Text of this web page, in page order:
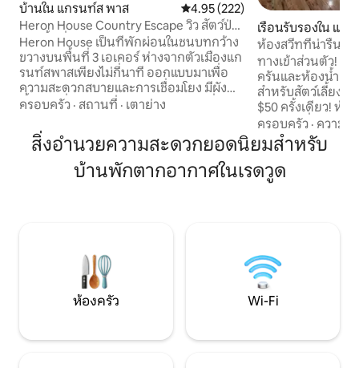
บ้านใน แกรนท์ส พาส คะแนนเฉลี่ย 4.95 จาก 5, 222 รีวิว
4.95 (222)
Heron House Country Escape วิว สัตว์ป่า
และพื้นที่
Heron House เป็นที่พักผ่อนในชนบทกว้าง
ขวางบนพื้นที่ 3 เอเคอร์ ห่างจากตัวเมืองแก
รนท์สพาสเพียงไม่กี่นาที ออกแบบมาเพื่อ
ความสะดวกสบายและการเชื่อมโยง มีผัง
พื้นแบบกึ่งเปิดโล่ง หน้าต่างบานใหญ่ที่มอง
สวยงาม ห้องครัวเชฟ Wi-Fi ของ Starlink
และพื้นที่สำหรับการรวมตัวกันของ
ครอบครัวและเพื่อนฝูง เพลิดเพลินกับสนาม
หญ้ากว้างขวางและลานระเบียงที่มี
มีห้องนอนสูงสุด 4 ห้อง/ห้องน้ำ 3 ห้อง
ครอบครัว · สถานที่ · เตาย่าง
เรือนรับรองใน แก
ห้องสวีทที่น่ารื่นรม
ทางเข้าส่วนตัว! ห้
ครันและห้องน้ำส่ว
สำหรับสัตว์เลี้ยง มี
$50 ครั้งเดียว! ห้องพักน่ารักแห่งนี้มีเครื่อง
ซักผ้า/เครื่องอบผ้า
อากาศ/เครื่องทำ
หลัง และตั้งอยู่บน
ไม่ไกลจากทางเข้า
และร้านอาหาร ห่างจากเส้นทางเดินป่า
ชายฝั่งออริกอนเพี
ครอบครัว · ความคุ้
สิ่งอำนวยความสะดวกยอดนิยมสำหรับ
บ้านพักตากอากาศในเรดวูด
ห้องครัว Wi-Fi